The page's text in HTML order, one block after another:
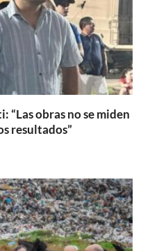
obras no se miden
resultados”